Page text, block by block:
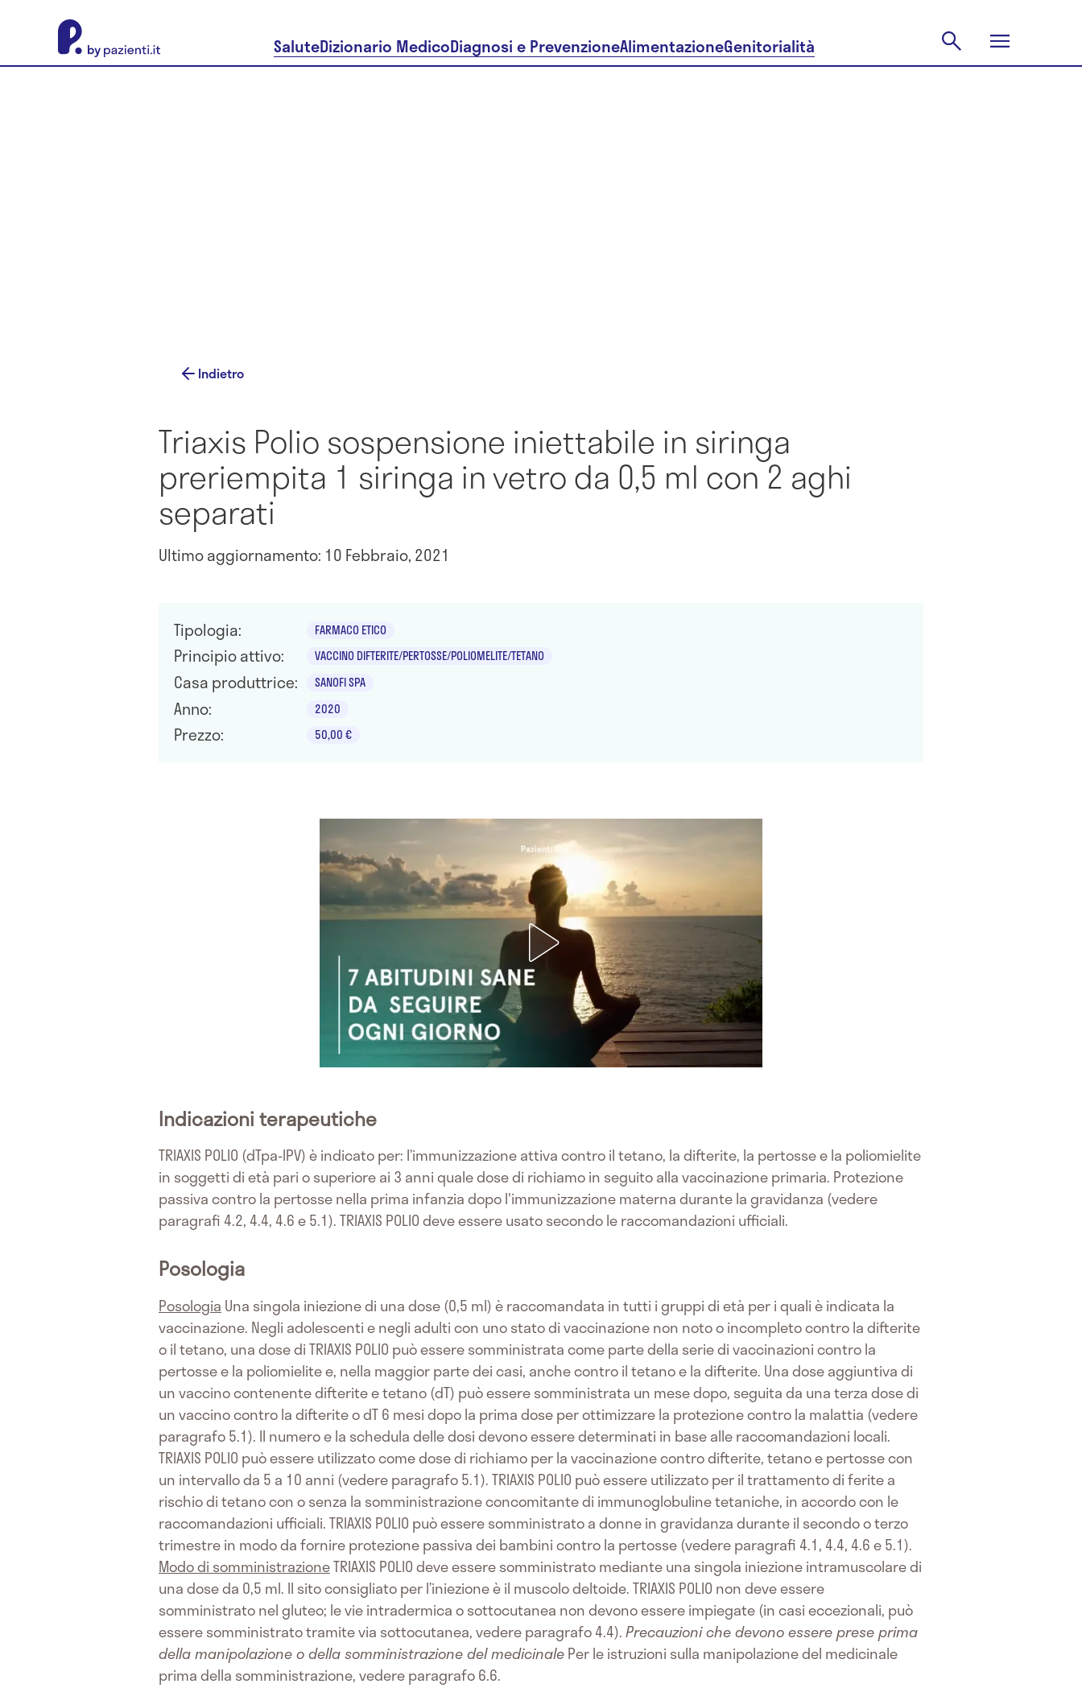
SaluteDizionario MedicoDiagnosi e PrevenzioneAlimentazioneGenitorialità
Indietro
Triaxis Polio sospensione iniettabile in siringa
preriempita 1 siringa in vetro da 0,5 ml con 2 aghi
separati
Ultimo aggiornamento: 10 Febbraio, 2021
Tipologia: FARMACO ETICO
Principio attivo: VACCINO DIFTERITE/PERTOSSE/POLIOMELITE/TETANO
Casa produttrice: SANOFI SPA
Anno: 2020
Prezzo: 50,00 €
Indicazioni terapeutiche
TRIAXIS POLIO (dTpa-IPV) è indicato per: l’immunizzazione attiva contro il tetano, la difterite, la pertosse e la poliomielite
in soggetti di età pari o superiore ai 3 anni quale dose di richiamo in seguito alla vaccinazione primaria. Protezione
passiva contro la pertosse nella prima infanzia dopo l'immunizzazione materna durante la gravidanza (vedere
paragrafi 4.2, 4.4, 4.6 e 5.1). TRIAXIS POLIO deve essere usato secondo le raccomandazioni ufficiali.
Posologia
Posologia Una singola iniezione di una dose (0,5 ml) è raccomandata in tutti i gruppi di età per i quali è indicata la
vaccinazione. Negli adolescenti e negli adulti con uno stato di vaccinazione non noto o incompleto contro la difterite
o il tetano, una dose di TRIAXIS POLIO può essere somministrata come parte della serie di vaccinazioni contro la
pertosse e la poliomielite e, nella maggior parte dei casi, anche contro il tetano e la difterite. Una dose aggiuntiva di
un vaccino contenente difterite e tetano (dT) può essere somministrata un mese dopo, seguita da una terza dose di
un vaccino contro la difterite o dT 6 mesi dopo la prima dose per ottimizzare la protezione contro la malattia (vedere
paragrafo 5.1). Il numero e la schedula delle dosi devono essere determinati in base alle raccomandazioni locali.
TRIAXIS POLIO può essere utilizzato come dose di richiamo per la vaccinazione contro difterite, tetano e pertosse con
un intervallo da 5 a 10 anni (vedere paragrafo 5.1). TRIAXIS POLIO può essere utilizzato per il trattamento di ferite a
rischio di tetano con o senza la somministrazione concomitante di immunoglobuline tetaniche, in accordo con le
raccomandazioni ufficiali. TRIAXIS POLIO può essere somministrato a donne in gravidanza durante il secondo o terzo
trimestre in modo da fornire protezione passiva dei bambini contro la pertosse (vedere paragrafi 4.1, 4.4, 4.6 e 5.1).
Modo di somministrazioneTRIAXIS POLIO deve essere somministrato mediante una singola iniezione intramuscolare di
una dose da 0,5 ml. Il sito consigliato per l’iniezione è il muscolo deltoide. TRIAXIS POLIO non deve essere
somministrato nel gluteo; le vie intradermica o sottocutanea non devono essere impiegate (in casi eccezionali, può
essere somministrato tramite via sottocutanea, vedere paragrafo 4.4).Precauzioni che devono essere prese prima
della manipolazione o della somministrazione del medicinalePer le istruzioni sulla manipolazione del medicinale
prima della somministrazione, vedere paragrafo 6.6.